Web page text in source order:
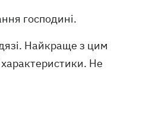
господині.
Найкраще з цим
Не